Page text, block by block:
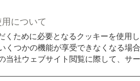
九島
について
ために必要となるクッキーを使用
くつかの機能が享受できなくなる場
当社ウェブサイト閲覧に際して、サ